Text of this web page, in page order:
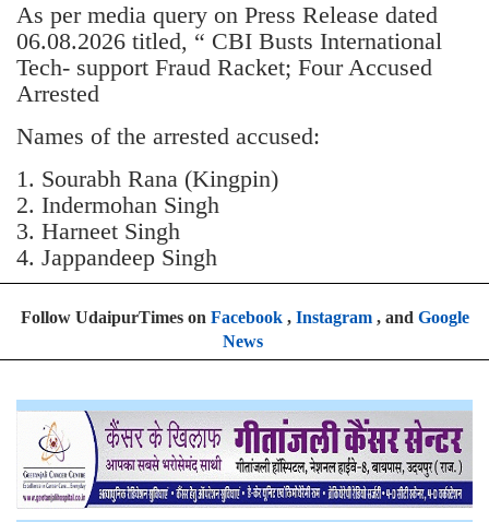
As per media query on Press Release dated
06.08.2026 titled, “ CBI Busts International
Tech- support Fraud Racket; Four Accused
Arrested
Names of the arrested accused:
1. Sourabh Rana (Kingpin)
2. Indermohan Singh
3. ⁠Harneet Singh
4. ⁠Jappandeep Singh
Follow UdaipurTimes on Facebook, Instagram, and Google
News